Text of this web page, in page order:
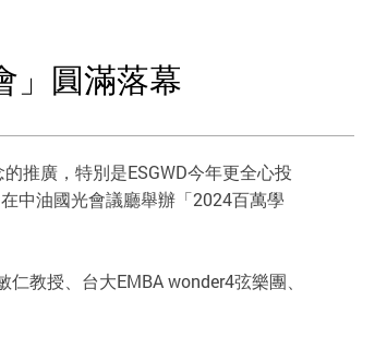
」圓滿落幕
推廣，特別是ESGWD今年更全心投
中油國光會議廳舉辦「2024百萬學
教授、台大EMBA wonder4弦樂團、